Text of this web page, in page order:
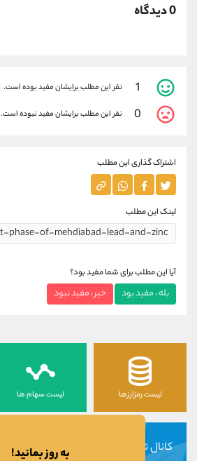
0 دیدگاه
1 نفر این مطلب برایشان مفید بوده است.
0 نفر این مطلب برایشان مفید نبوده است.
اشتراک گذاری این مطلب
لینک این مطلب
آیا این مطلب برای شما مفید بود؟
بله ، مفید بود خیر ، مفید نبود
لیست رمزارزها لیست سهام ها
کانال تلگرام به روز بمانید!